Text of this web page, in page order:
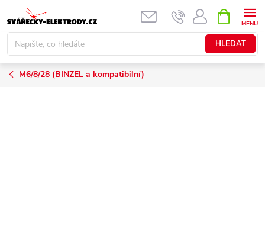
na
obsah
HLEDAT
NÁKUPNÍ
KOŠÍK
M6/8/28 (BINZEL a kompatibilní)